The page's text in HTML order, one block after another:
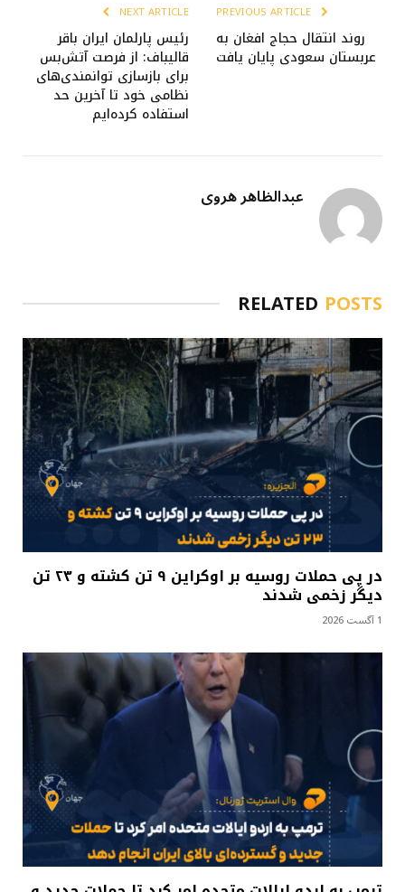
روند انتقال حجاج افغان به
عربستان سعودی پایان یافت
NEXT ARTICLE
رئیس پارلمان ایران باقر
قالیباف: از فرصت آتش‌بس
برای بازسازی توانمندی‌های
نظامی خود تا آخرین حد
استفاده کرده‌ایم
عبدالظاهر هروی
RELATED POSTS
در پی حملات روسیه بر اوکراین ۹ تن کشته و ۲۳ تن
دیگر زخمی شدند
1 آگست 2026